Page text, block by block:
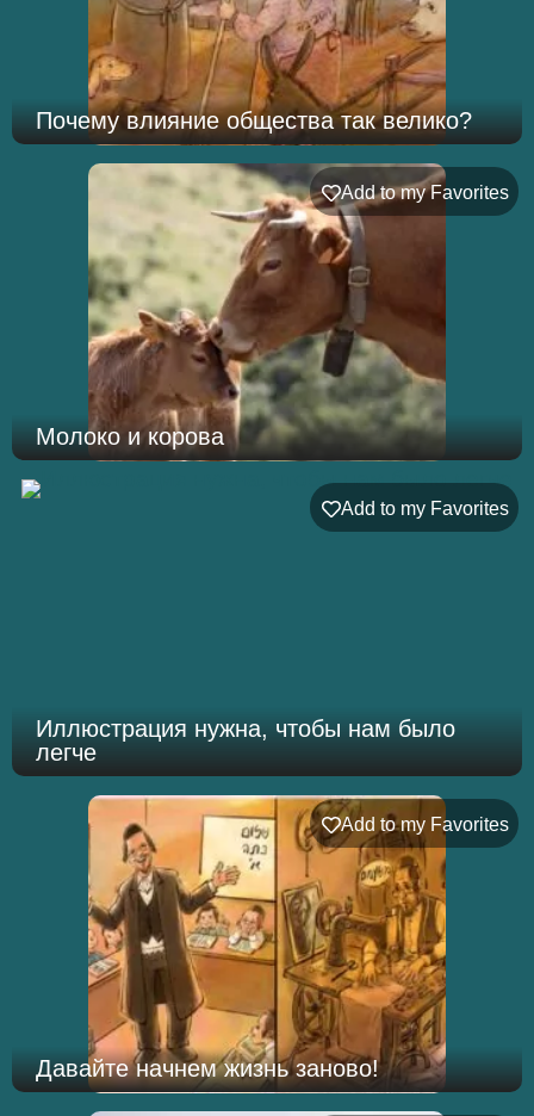
Почему влияние общества так велико?
Add to my Favorites
Молоко и корова
Add to my Favorites
Иллюстрация нужна, чтобы нам было
легче
Add to my Favorites
Давайте начнем жизнь заново!